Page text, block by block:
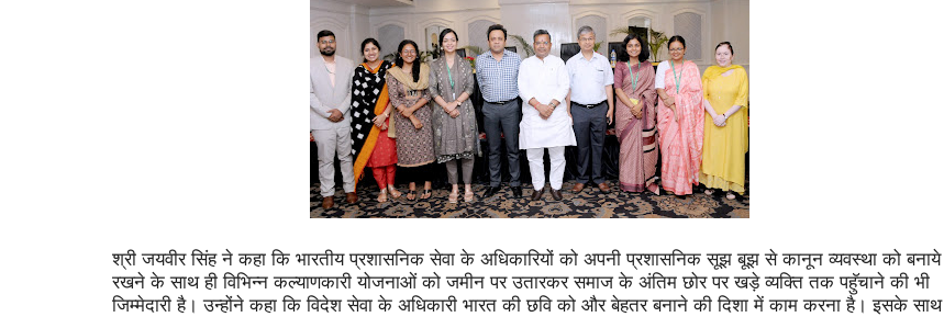
श्री जयवीर सिंह ने कहा कि भारतीय प्रशासनिक सेवा के अधिकारियों को अपनी प्रशासनिक सूझ बूझ से कानून व्यवस्था को बनाये
रखने के साथ ही विभिन्न कल्याणकारी योजनाओं को जमीन पर उतारकर समाज के अंतिम छोर पर खड़े व्यक्ति तक पहुॅचाने की भी
जिम्मेदारी है। उन्होंने कहा कि विदेश सेवा के अधिकारी भारत की छवि को और बेहतर बनाने की दिशा में काम करना है। इसके साथ